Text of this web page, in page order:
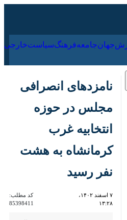
ورزش جهان جامعه فرهنگ
نامزدهای انصرافی
مجلس در حوزه
انتخابیه غرب کرمانشاه
به هشت نفر رسید
قصرشیرین - ایرنا - از آغاز رسمی